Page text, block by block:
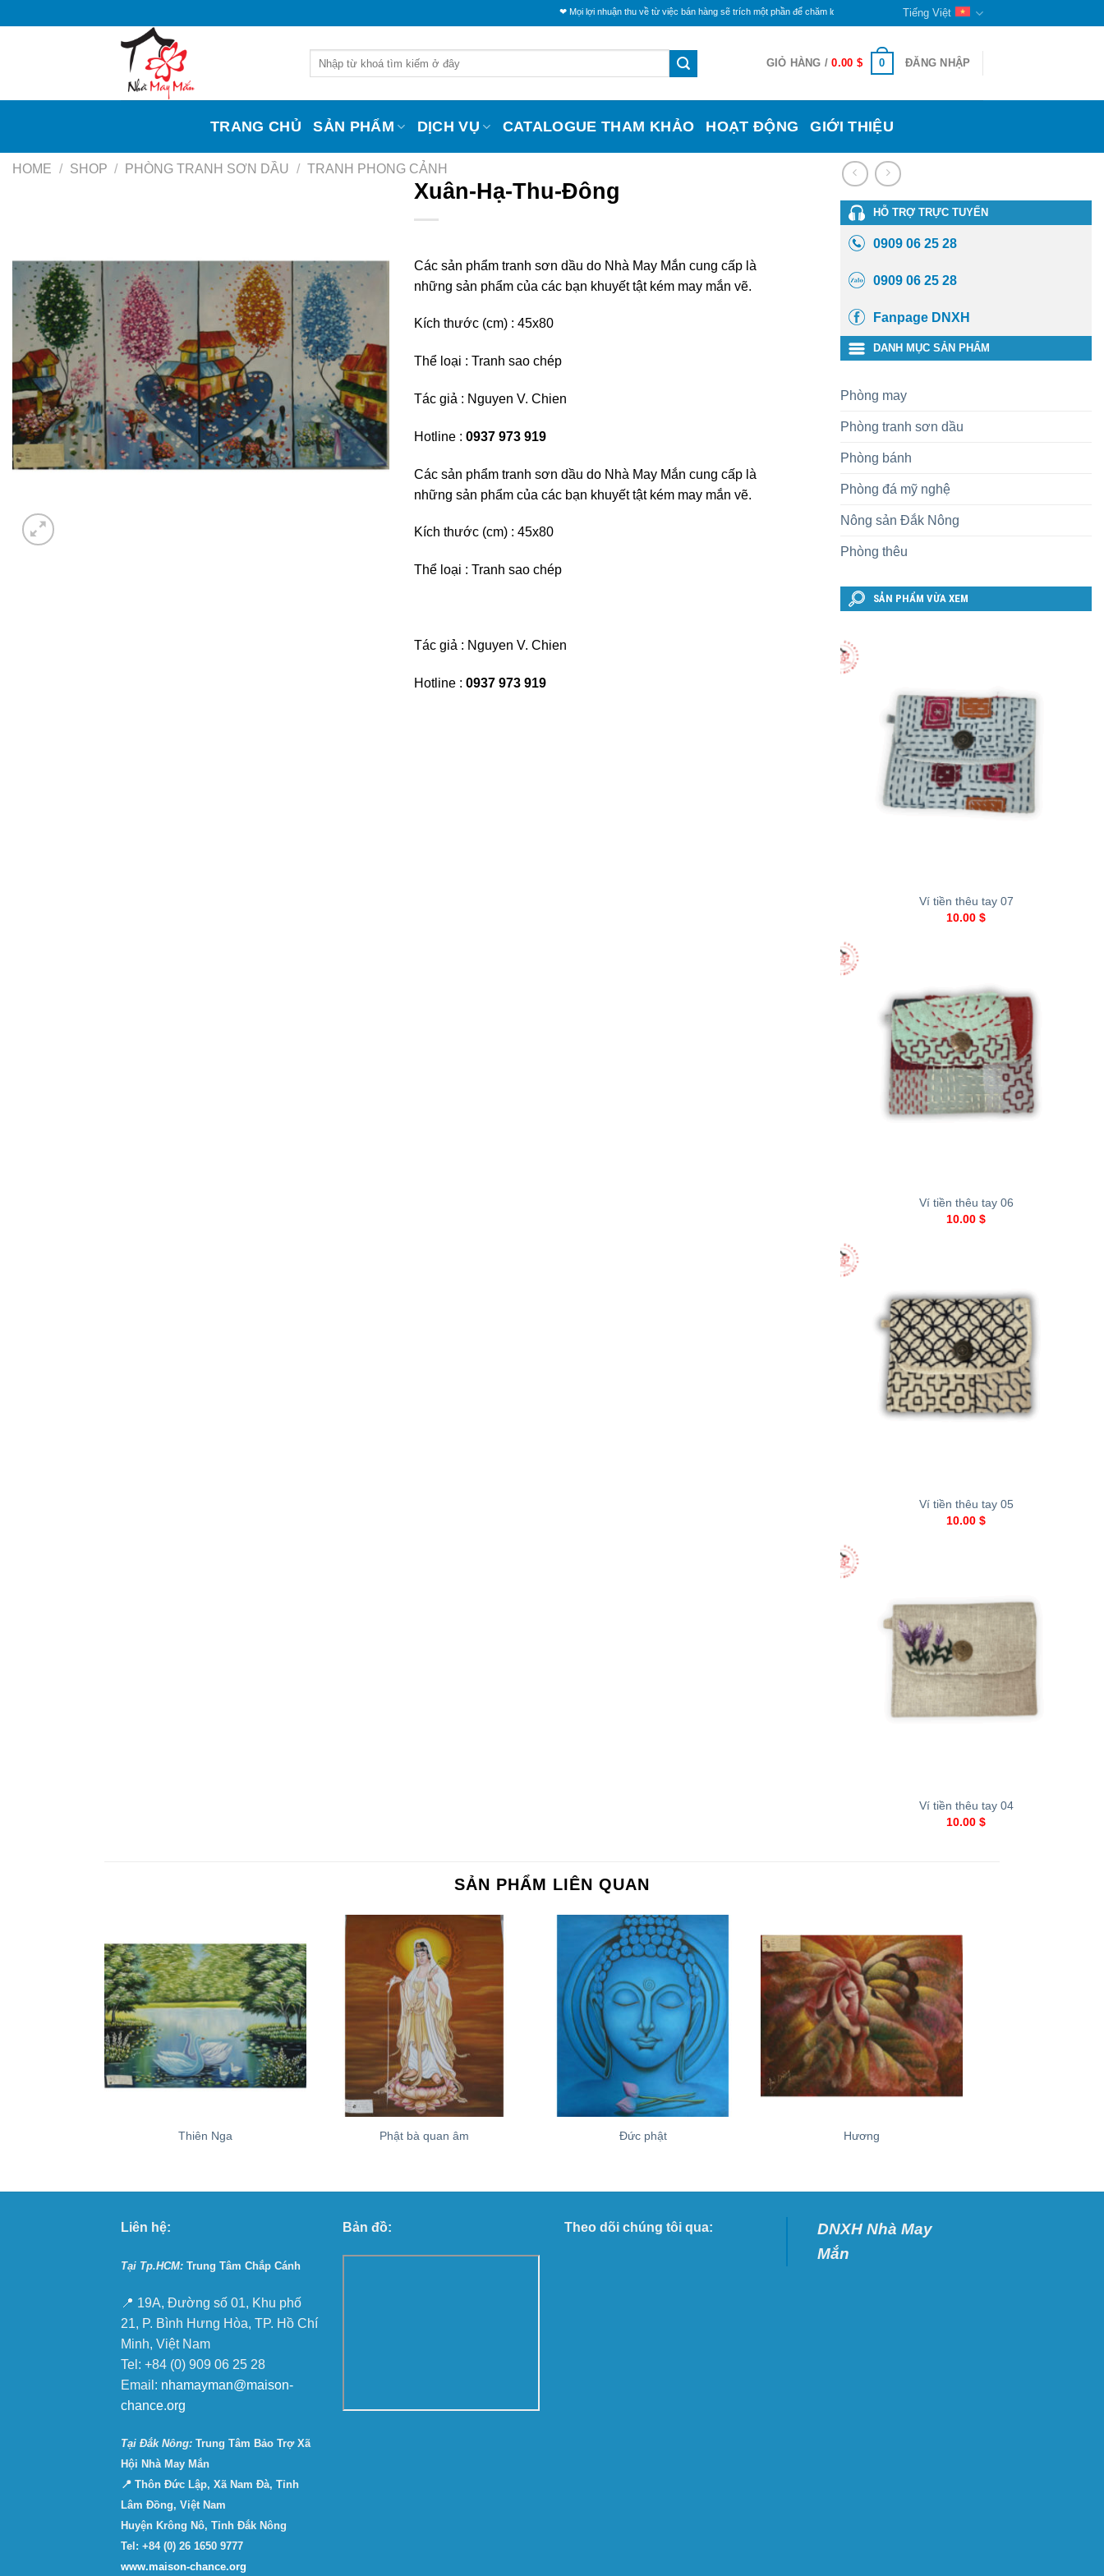
to
❤ Mọi lợi nhuận thu về từ việc bán hàng sẽ trích một phần để chăm lo cho đời sống các bạn khuyết tật và trẻ mồ côi ở đây. Phần còn lại sẽ tiếp
Tiếng Việt
GIỎ HÀNG /0.00 $ 0 ĐĂNG NHẬP
TRANG CHỦ SẢN PHẨM DỊCH VỤ CATALOGUE THAM KHẢO HOẠT ĐỘNG GIỚI THIỆU
HOME / SHOP / PHÒNG TRANH SƠN DẦU / TRANH PHONG CẢNH
Xuân-Hạ-Thu-Đông
Các sản phẩm tranh sơn dầu do Nhà May Mắn cung cấp là
những sản phẩm của các bạn khuyết tật kém may mắn vẽ.
Kích thước (cm) : 45x80
Thể loại : Tranh sao chép
Tác giả : Nguyen V. Chien
Hotline : 0937 973 919
Các sản phẩm tranh sơn dầu do Nhà May Mắn cung cấp là
những sản phẩm của các bạn khuyết tật kém may mắn vẽ.
Kích thước (cm) : 45x80
Thể loại : Tranh sao chép
Tác giả : Nguyen V. Chien
Hotline : 0937 973 919
HỖ TRỢ TRỰC TUYẾN
0909 06 25 28
0909 06 25 28
Fanpage DNXH
DANH MỤC SẢN PHẨM
Phòng may
Phòng tranh sơn dầu
Phòng bánh
Phòng đá mỹ nghệ
Nông sản Đắk Nông
Phòng thêu
SẢN PHẨM VỪA XEM
Ví tiền thêu tay 07
10.00 $
Ví tiền thêu tay 06
10.00 $
Ví tiền thêu tay 05
10.00 $
Ví tiền thêu tay 04
10.00 $
SẢN PHẨM LIÊN QUAN
Thiên Nga
+
Phật bà quan âm Đức phật Hương
Liên hệ:
Tại Tp.HCM: Trung Tâm Chắp Cánh
📍 19A, Đường số 01, Khu phố
21, P. Bình Hưng Hòa, TP. Hồ Chí
Minh, Việt Nam
Tel: +84 (0) 909 06 25 28
Email: nhamayman@maison-
chance.org
Tại Ðắk Nông: Trung Tâm Bảo Trợ Xã
Hội Nhà May Mắn
📍 Thôn Đức Lập, Xã Nam Đà, Tỉnh
Lâm Đồng, Việt Nam
Huyện Krông Nô, Tỉnh Đắk Nông
Tel: +84 (0) 26 1650 9777
www.maison-chance.org
Bản đồ: Theo dõi chúng tôi qua:
DNXH Nhà May
Mắn